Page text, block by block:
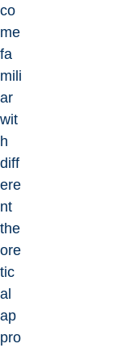
co
me
fa
mili
ar
wit
h
diff
ere
nt
the
ore
tic
al
ap
pro